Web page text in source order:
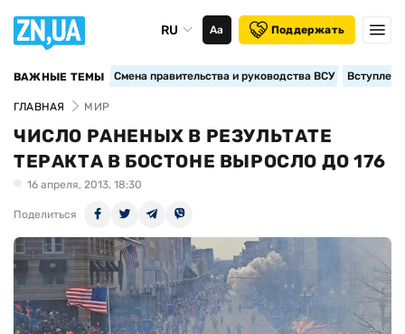
RU Аа Поддержать
ВАЖНЫЕ ТЕМЫ Смена правительства и руководства ВСУ
ГЛАВНАЯ МИР
ЧИСЛО РАНЕНЫХ В РЕЗУЛЬТАТЕ
ТЕРАКТА В БОСТОНЕ ВЫРОСЛО ДО 176
16 апреля, 2013, 18:30
Поделиться